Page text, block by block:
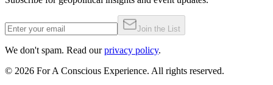
Join the List
We don't spam. Read our privacy policy.
© 2026 For A Conscious Experience. All rights reserved.